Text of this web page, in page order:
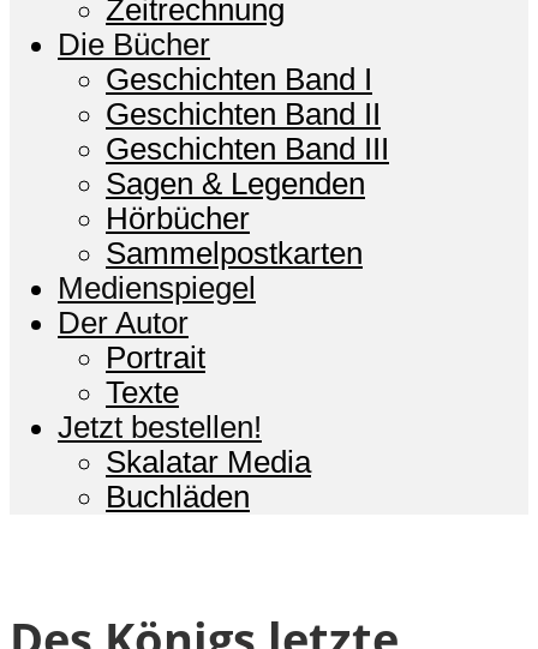
Zeitrechnung
Die Bücher
Geschichten Band I
Geschichten Band II
Geschichten Band III
Sagen & Legenden
Hörbücher
Sammelpostkarten
Medienspiegel
Der Autor
Portrait
Texte
Jetzt bestellen!
Skalatar Media
Buchläden